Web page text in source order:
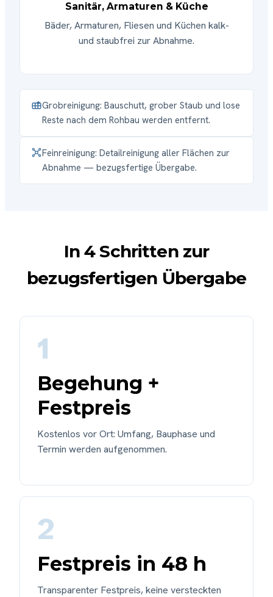
Sanitär, Armaturen & Küche
Bäder, Armaturen, Fliesen und Küchen kalk-
und staubfrei zur Abnahme.
Grobreinigung: Bauschutt, grober Staub und lose
Reste nach dem Rohbau werden entfernt.
Feinreinigung: Detailreinigung aller Flächen zur
Abnahme — bezugsfertige Übergabe.
In 4 Schritten zur
bezugsfertigen Übergabe
1
Begehung +
Festpreis
Kostenlos vor Ort: Umfang, Bauphase und
Termin werden aufgenommen.
2
Festpreis in 48 h
Transparenter Festpreis, keine versteckten